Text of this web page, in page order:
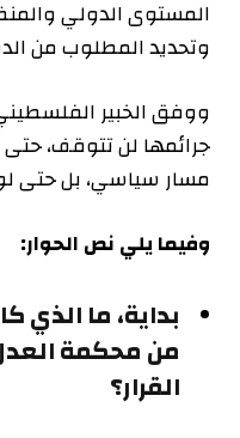
المستوى الدولي
وتحديد المطلوب من
ووفق الخبير
جرائمها لن تتوقف، حتى
مسار سياسي، بل حتى
وفيما يلي نص الحوار:
بداية، ما الذي
من محكمة
القرار؟